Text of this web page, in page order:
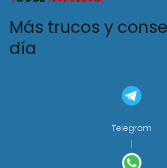
Más trucos y
día
Telegram